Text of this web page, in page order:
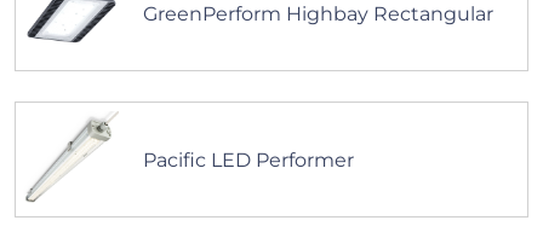
GreenPerform Highbay Rectangular
Pacific LED Performer